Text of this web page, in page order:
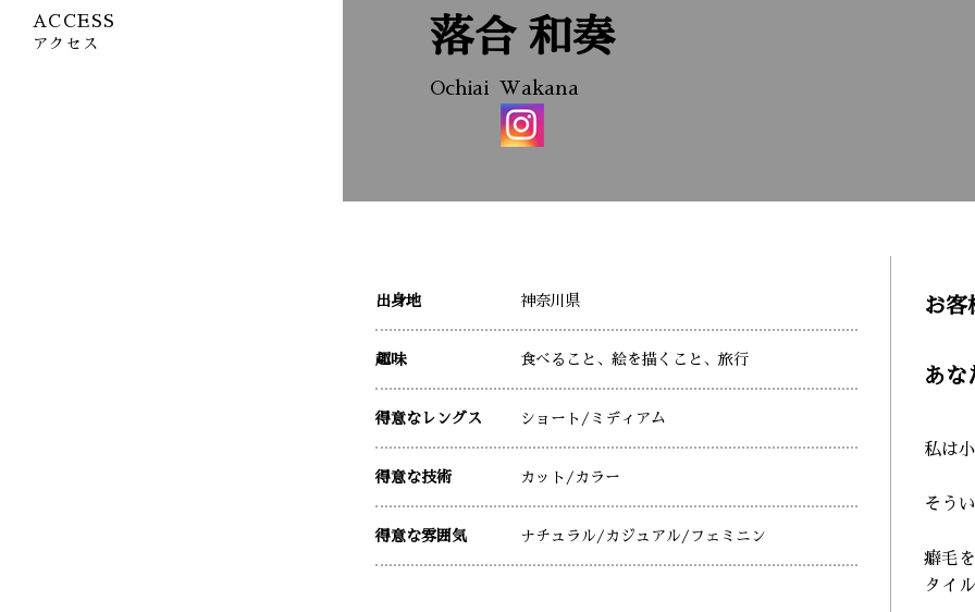
ACCESS
アクセス 落合 和奏
Ochiai Wakana
出身地 神奈川県
趣味 食べること、絵を描くこと、旅行
得意なレングス ショート /ミディアム
得意な技術 カット /カラー
得意な雰囲気 ナチュラル /カジュアル /フェミニン
お客
あな
私は
そう
癖毛
タイ